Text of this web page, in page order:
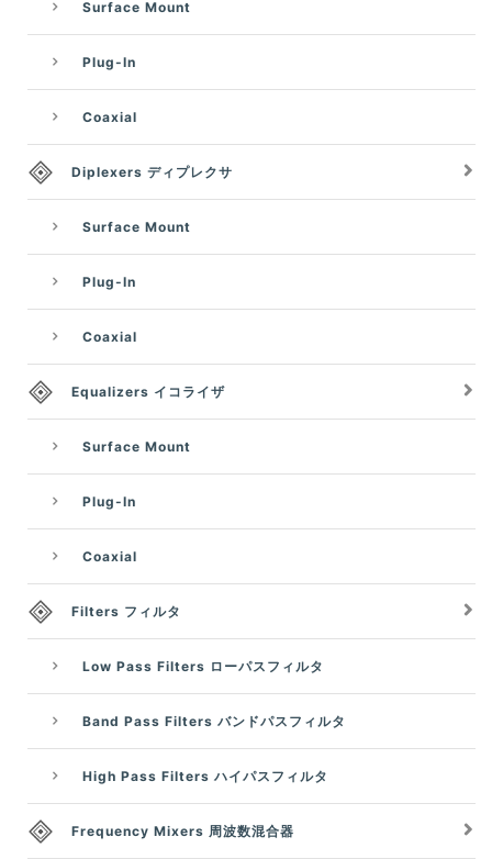
Surface Mount
Plug-In
Coaxial
Diplexers ディプレクサ
Surface Mount
Plug-In
Coaxial
Equalizers イコライザ
Surface Mount
Plug-In
Coaxial
Filters フィルタ
Low Pass Filters ローパスフィルタ
Band Pass Filters バンドパスフィルタ
High Pass Filters ハイパスフィルタ
Frequency Mixers 周波数混合器